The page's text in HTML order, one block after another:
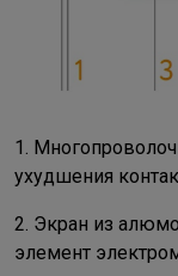
1.
ухудшения
2. Экран из
элемент